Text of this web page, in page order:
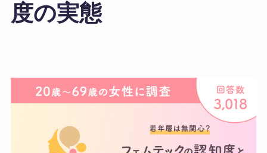
度の実態